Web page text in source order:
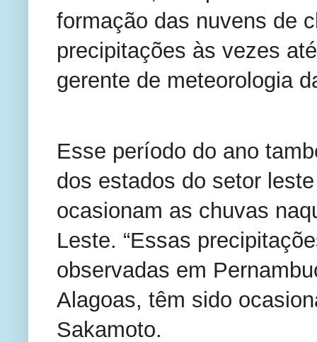
formação das nuvens de
precipitações às vezes
gerente de meteorologia
Esse período do ano
dos estados do setor
ocasionam as chuvas
Leste. “Essas
observadas em
Alagoas, têm sido
Sakamoto.